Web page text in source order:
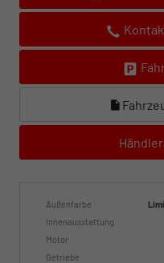
Außenfarbe
Innenausstattung
Motor
Getriebe